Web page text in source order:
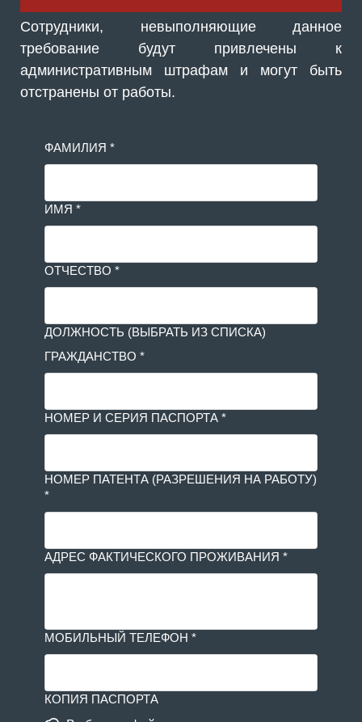
Сотрудники, невыполняющие данное
требование будут привлечены к
административным штрафам и могут быть
отстранены от работы.
ФАМИЛИЯ *
ИМЯ *
ОТЧЕСТВО *
ДОЛЖНОСТЬ (ВЫБРАТЬ ИЗ СПИСКА)
ГРАЖДАНСТВО *
НОМЕР И СЕРИЯ ПАСПОРТА *
НОМЕР ПАТЕНТА (РАЗРЕШЕНИЯ НА РАБОТУ)
*
АДРЕС ФАКТИЧЕСКОГО ПРОЖИВАНИЯ *
МОБИЛЬНЫЙ ТЕЛЕФОН *
КОПИЯ ПАСПОРТА